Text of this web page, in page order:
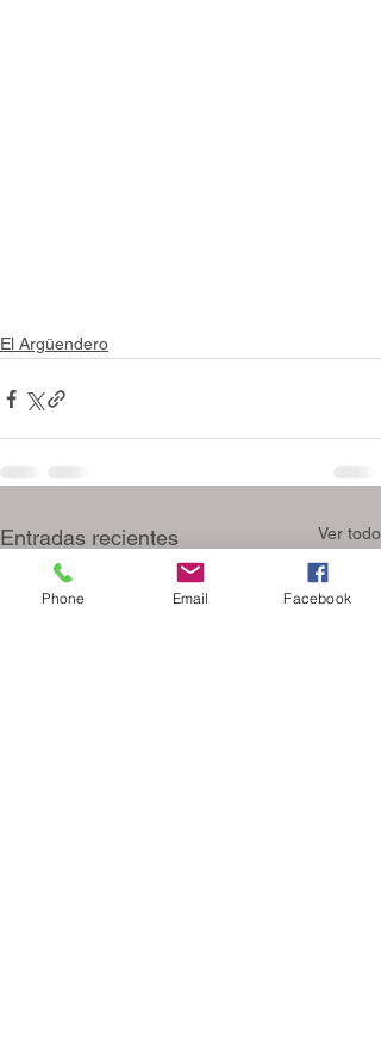
El Argüendero
Entradas recientes Ver todo
Phone Email Facebook